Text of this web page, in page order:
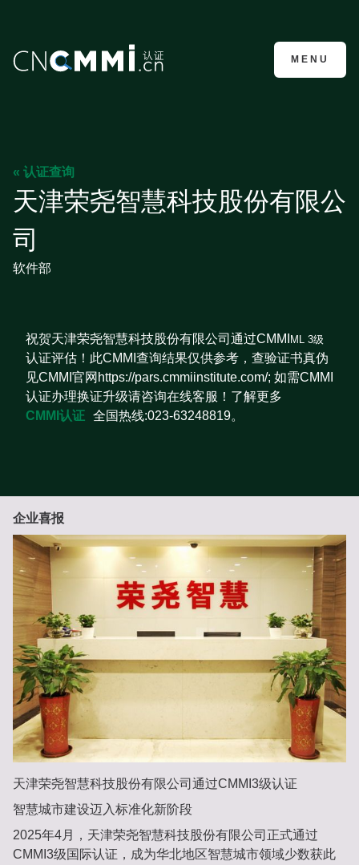
CMMI认证咨询
MENU
« 认证查询
天津荣尧智慧科技股份有限公
司
软件部
祝贺天津荣尧智慧科技股份有限公司通过CMMI ML 3级
认证评估！此CMMI查询结果仅供参考，查验证书真伪
见CMMI官网https://pars.cmmiinstitute.com/; 如需CMMI
认证办理换证升级请咨询在线客服！了解更多
CMMI认证 全国热线:023-63248819。
企业喜报
天津荣尧智慧科技股份有限公司通过CMMI3级认证
智慧城市建设迈入标准化新阶段
2025年4月，天津荣尧智慧科技股份有限公司正式通过
CMMI3级国际认证，成为华北地区智慧城市领域少数获此